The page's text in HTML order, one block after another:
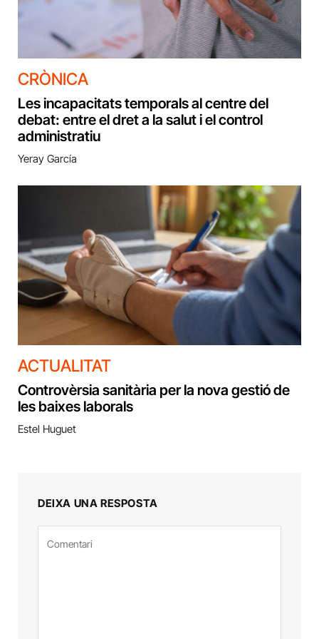
CRÒNICA
Les incapacitats temporals al centre del
debat: entre el dret a la salut i el control
administratiu
Yeray García
ACTUALITAT
Controvèrsia sanitària per la nova gestió de
les baixes laborals
Estel Huguet
DEIXA UNA RESPOSTA